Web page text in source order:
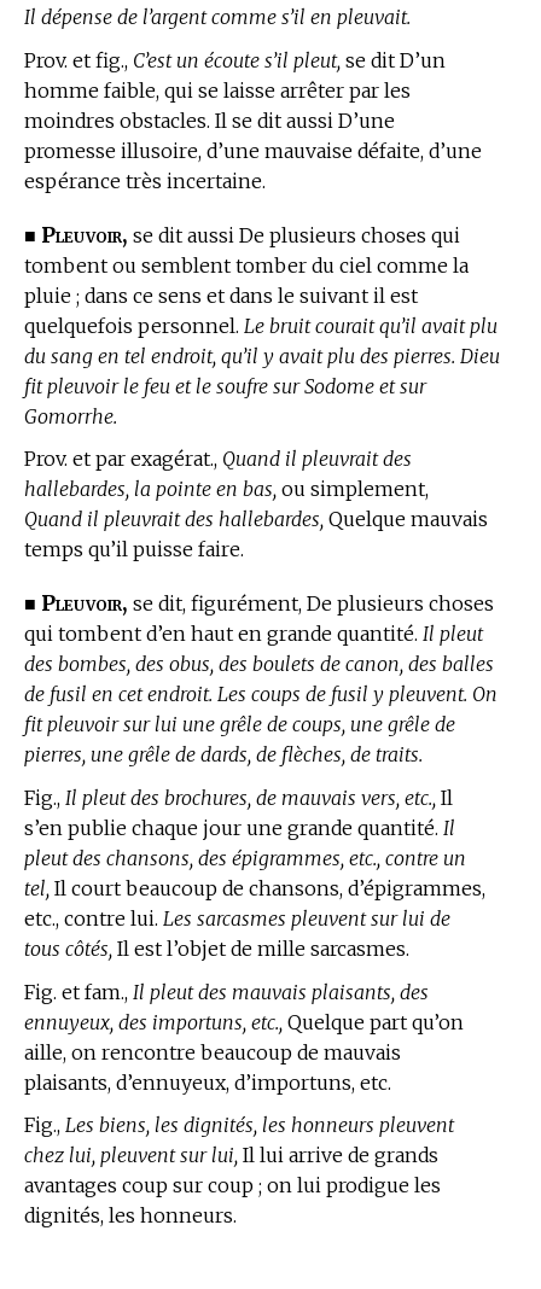
Il dépense de l’argent comme s’il en pleuvait.
Prov. et fig., C’est un écoute s’il pleut, se dit D’un
homme faible, qui se laisse arrêter par les
moindres obstacles. Il se dit aussi D’une
promesse illusoire, d’une mauvaise défaite, d’une
espérance très incertaine.
■ Pleuvoir, se dit aussi De plusieurs choses qui
tombent ou semblent tomber du ciel comme la
pluie ; dans ce sens et dans le suivant il est
quelquefois personnel. Le bruit courait qu’il avait plu
du sang en tel endroit, qu’il y avait plu des pierres. Dieu
fit pleuvoir le feu et le soufre sur Sodome et sur
Gomorrhe.
Prov. et par exagérat., Quand il pleuvrait des
hallebardes, la pointe en bas, ou simplement,
Quand il pleuvrait des hallebardes, Quelque mauvais
temps qu’il puisse faire.
■ Pleuvoir, se dit, figurément, De plusieurs choses
qui tombent d’en haut en grande quantité. Il pleut
des bombes, des obus, des boulets de canon, des balles
de fusil en cet endroit. Les coups de fusil y pleuvent. On
fit pleuvoir sur lui une grêle de coups, une grêle de
pierres, une grêle de dards, de flèches, de traits.
Fig., Il pleut des brochures, de mauvais vers, etc., Il
s’en publie chaque jour une grande quantité. Il
pleut des chansons, des épigrammes, etc., contre un
tel, Il court beaucoup de chansons, d’épigrammes,
etc., contre lui. Les sarcasmes pleuvent sur lui de
tous côtés, Il est l’objet de mille sarcasmes.
Fig. et fam., Il pleut des mauvais plaisants, des
ennuyeux, des importuns, etc., Quelque part qu’on
aille, on rencontre beaucoup de mauvais
plaisants, d’ennuyeux, d’importuns, etc.
Fig., Les biens, les dignités, les honneurs pleuvent
chez lui, pleuvent sur lui, Il lui arrive de grands
avantages coup sur coup ; on lui prodigue les
dignités, les honneurs.